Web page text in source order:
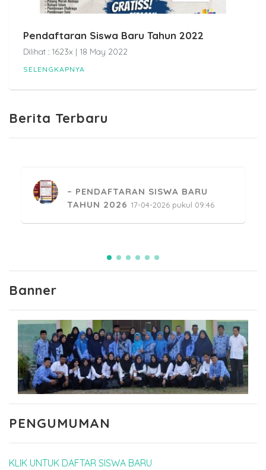
Berita Terbaru
PESANTREN KILAT RAMADHAN
MENGAJI SMKN 2 SINJAI
Banner
Pendaftaran Siswa Baru Tahun 2022
Dilihat : 1623x | 18 May 2022
SELENGKAPNYA
PENGUMUMAN
KLIK UNTUK DAFTAR SISWA BARU